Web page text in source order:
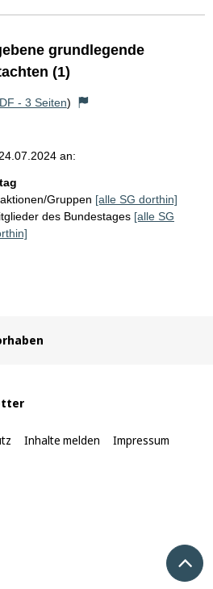
grundlegende
(1)
- 3 Seiten)
an:
Gruppen [alle SG dorthin]
des Bundestages [alle SG
Inhalte melden Impressum